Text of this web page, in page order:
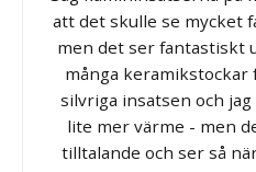
att det skulle se mycket
men det ser fantastiskt
många keramikstockar
silvriga insatsen och
lite mer värme - men
tilltalande och ser så